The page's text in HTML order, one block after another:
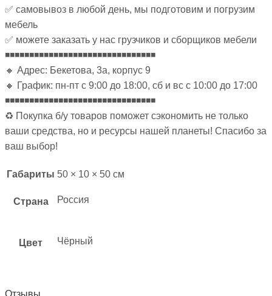
✅ самовывоз в любой день, мы подготовим и погрузим
мебель
✅ можете заказать у нас грузчиков и сборщиков мебели
◾◾◾◾◾◾◾◾◾◾◾◾◾◾◾◾◾◾◾◾◾◾◾◾◾◾◾◾◾◾◾
🔸 Адрес: Бекетова, 3а, корпус 9
🔸 График: пн-пт с 9:00 до 18:00, сб и вс с 10:00 до 17:00
◾◾◾◾◾◾◾◾◾◾◾◾◾◾◾◾◾◾◾◾◾◾◾◾◾◾◾◾◾◾◾
♻ Покупка б/у товаров поможет сэкономить не только
ваши средства, но и ресурсы нашей планеты! Спасибо за
ваш выбор!
Габариты 50 × 10 × 50 см
Страна Россия
Цвет Чёрный